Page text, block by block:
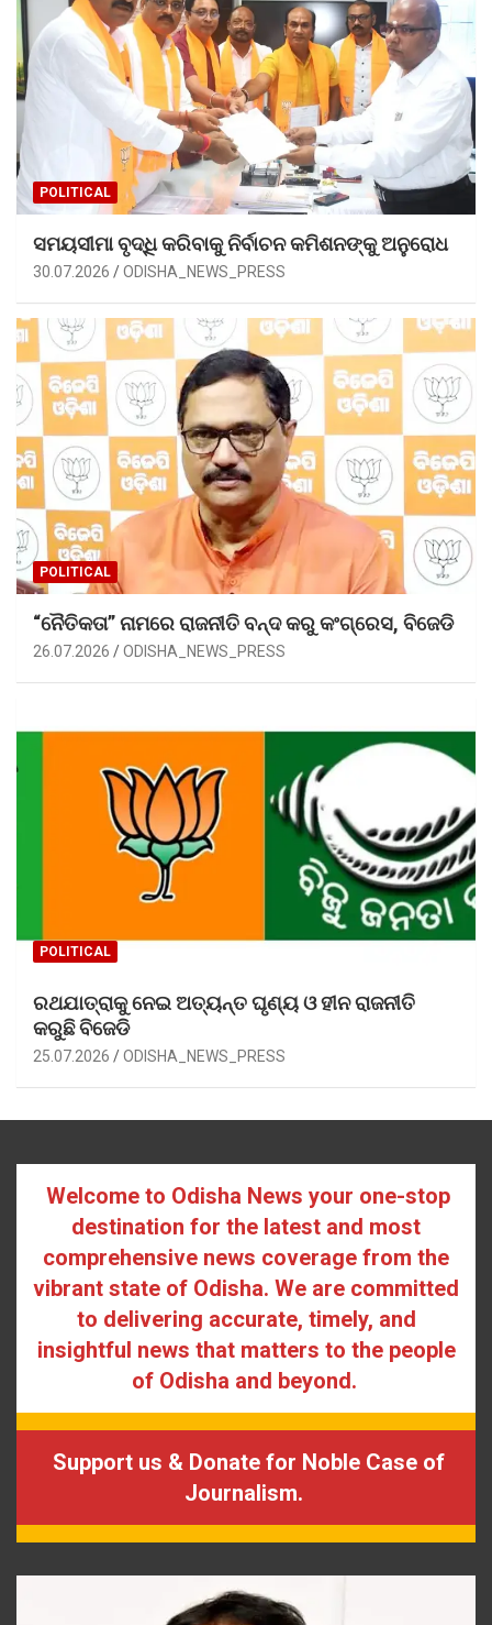
POLITICAL
ସମୟସୀମା ବୃଦ୍ଧି କରିବାକୁ ନିର୍ବାଚନ କମିଶନଙ୍କୁ ଅନୁରୋଧ
30.07.2026 ODISHA_NEWS_PRESS
POLITICAL
“ନୈତିକତା” ନାମରେ ରାଜନୀତି ବନ୍ଦ କରୁ କଂଗ୍ରେସ, ବିଜେଡି
26.07.2026 ODISHA_NEWS_PRESS
POLITICAL
ରଥଯାତ୍ରାକୁ ନେଇ ଅତ୍ୟନ୍ତ ଘୃଣ୍ୟ ଓ ହୀନ ରାଜନୀତି
କରୁଛି ବିଜେଡି
25.07.2026 ODISHA_NEWS_PRESS
Welcome to Odisha News your one-stop
destination for the latest and most
comprehensive news coverage from the
vibrant state of Odisha. We are committed
to delivering accurate, timely, and
insightful news that matters to the people
of Odisha and beyond.
Support us & Donate for Noble Case of
Journalism.